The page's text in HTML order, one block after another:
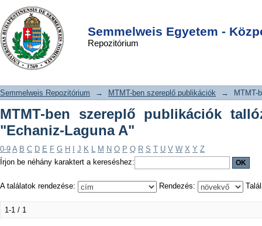
Semmelweis Egyetem -
Repozitórium
MTMT-ben szereplő publikációk
tallózása szerző szerint "Echaniz-
Laguna A"
DSpace/Manakin Repository
Semmelweis Repozitórium → MTMT-ben szereplő publikációk → MTMT-
MTMT-ben szereplő publikációk
"Echaniz-Laguna A"
0-9 A B C D E F G H J K L M N O P Q R S T U V W X Y Z
Írjon be néhány karaktert a kereséshez:
A találatok rendezése: Rendezés:
1-1 / 1